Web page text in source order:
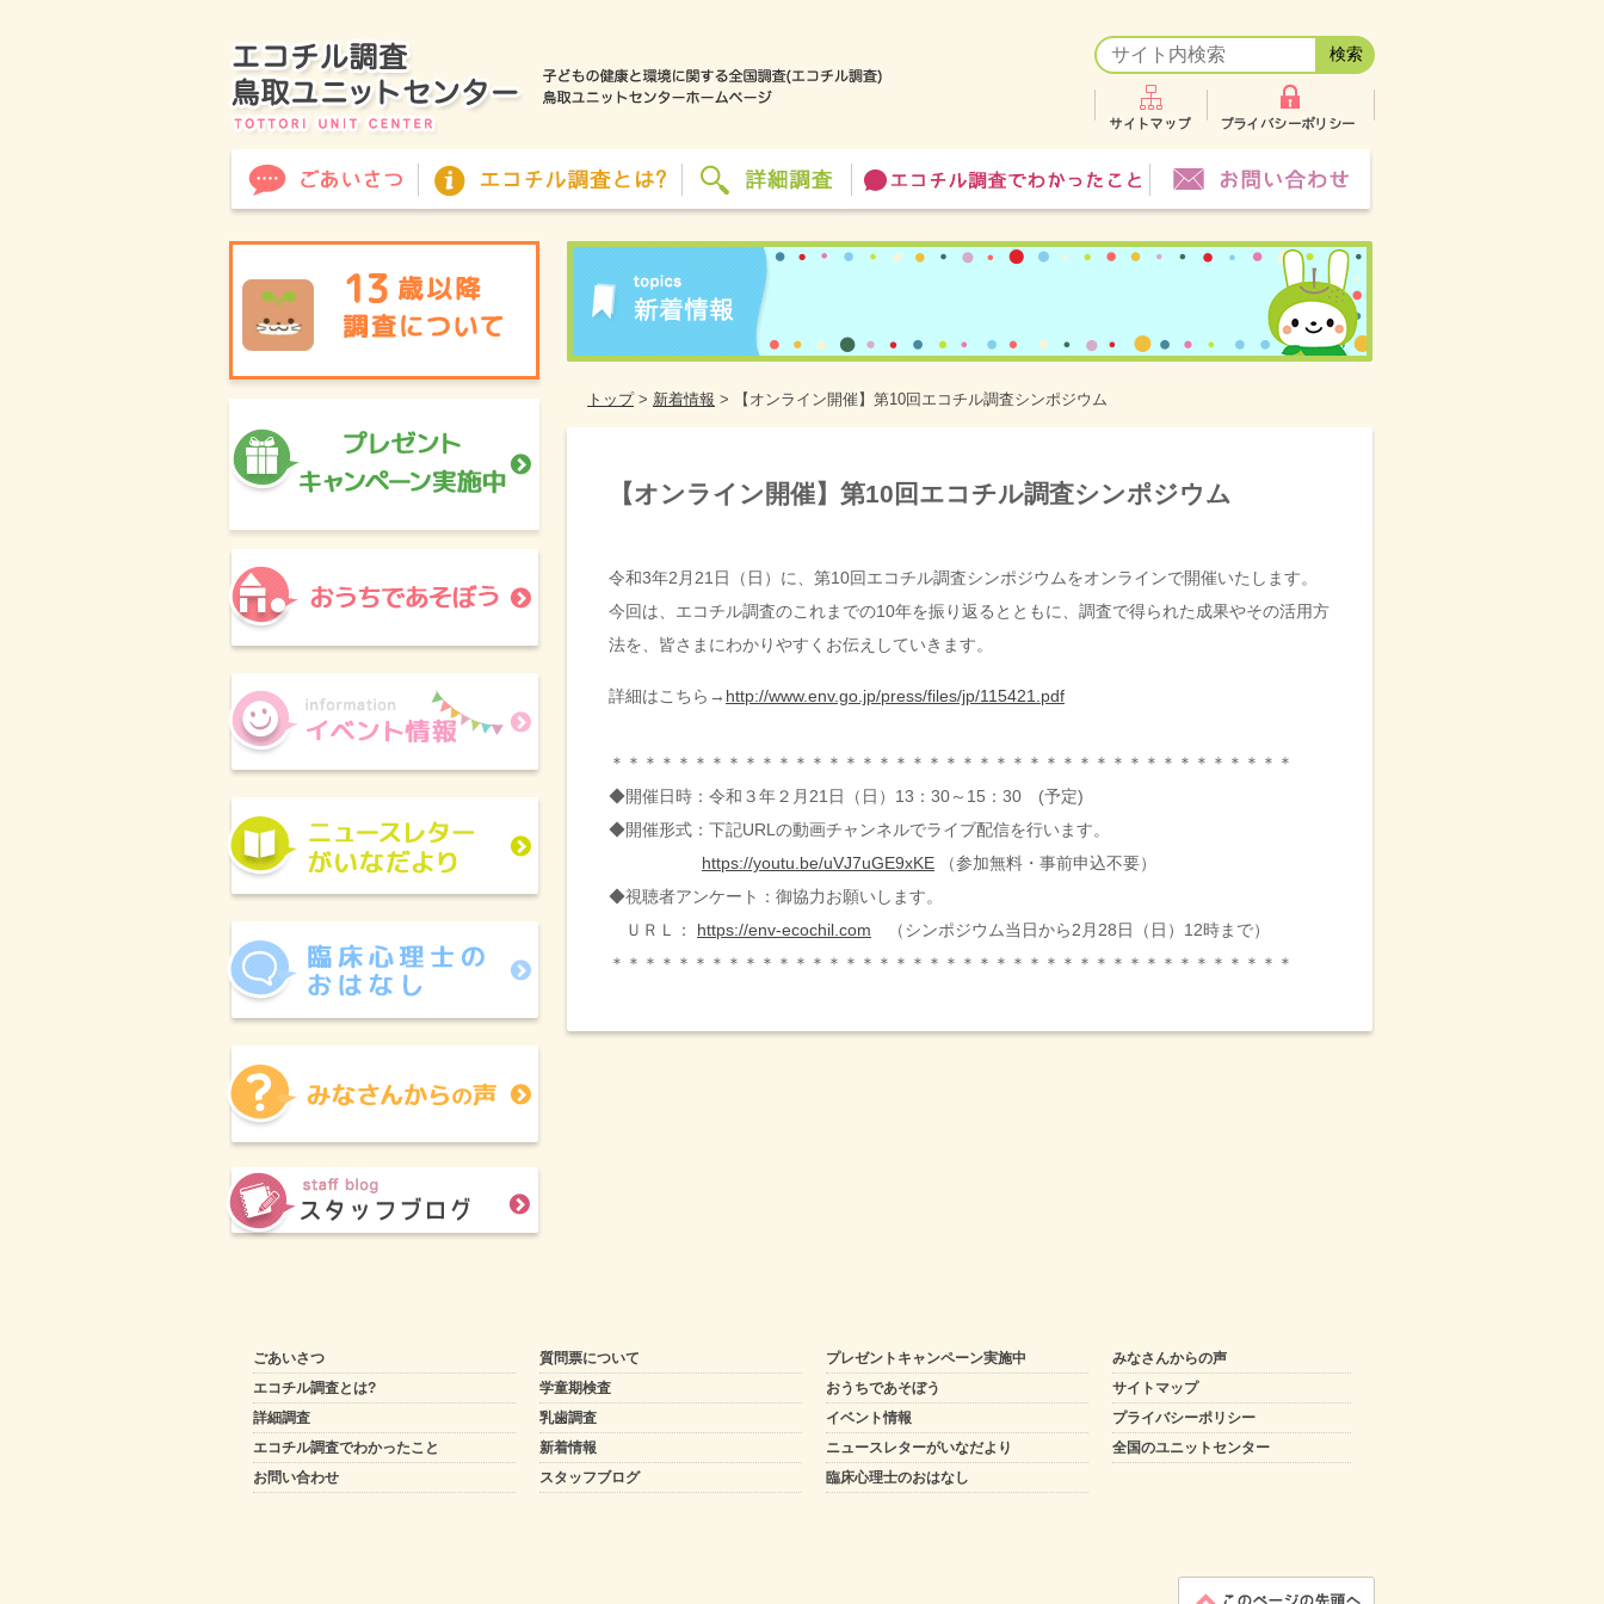
トップ> 新着情報 > 【オンライン開催】第10回エコチル調査シンポジウム
【オンライン開催】第10回エコチル調査シンポジウム
令和3年2月21日（日）に、第10回エコチル調査シンポジウムをオンラインで開催いたします。
今回は、エコチル調査のこれまでの10年を振り返るとともに、調査で得られた成果やその活用方
法を、皆さまにわかりやすくお伝えしていきます。
詳細はこちら→ http://www.env.go.jp/press/files/jp/115421.pdf
＊＊＊＊＊＊＊＊＊＊＊＊＊＊＊＊＊＊＊＊＊＊＊＊＊＊＊＊＊＊ ＊＊＊＊＊＊＊＊＊＊＊
◆開催日時：令和３年２月21日（日）13：30～15：30 (予定)
◆開催形式：下記URLの動画チャンネルでライブ配信を行います。
https://youtu.be/uVJ7uGE9xKE （参加無料・事前申込不要）
◆視聴者アンケート：御協力お願いします。
ＵＲＬ： https://env-ecochil.com （シンポジウム当日から2月28日（日）12時まで）
＊＊＊＊＊＊＊＊＊＊＊＊＊＊＊＊＊＊＊＊＊＊＊＊＊＊＊＊＊＊ ＊＊＊＊＊＊＊＊＊＊＊
ごあいさつ
エコチル調査とは?
詳細調査
エコチル調査でわかったこと
お問い合わせ
質問票について
学童期検査
乳歯調査
新着情報
スタッフブログ
プレゼントキャンペーン実施中
おうちであそぼう
イベント情報
ニュースレターがいなだより
臨床心理士のおはなし
みなさんからの声
サイトマップ
プライバシーポリシー
全国のユニットセンター